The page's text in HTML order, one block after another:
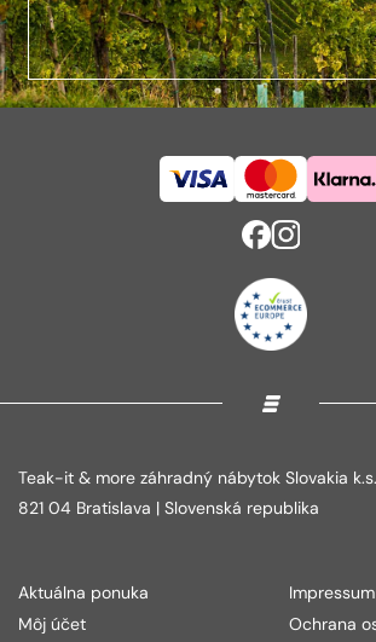
Teak-it & more záhradný nábytok Slovakia
821 04 Bratislava | Slovenská republika
Aktuálna ponuka
Môj účet
Impressum
Ochrana